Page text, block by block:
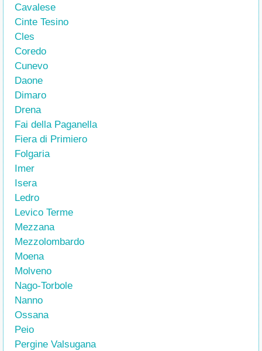
Cavalese
Cinte Tesino
Cles
Coredo
Cunevo
Daone
Dimaro
Drena
Fai della Paganella
Fiera di Primiero
Folgaria
Imer
Isera
Ledro
Levico Terme
Mezzana
Mezzolombardo
Moena
Molveno
Nago-Torbole
Nanno
Ossana
Peio
Pergine Valsugana